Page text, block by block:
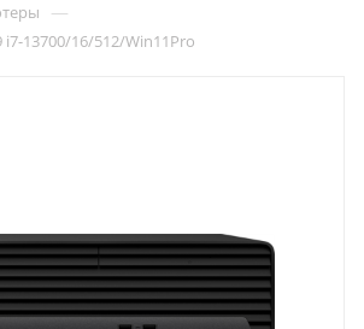
—
i7-13700/16/512/Win11Pro